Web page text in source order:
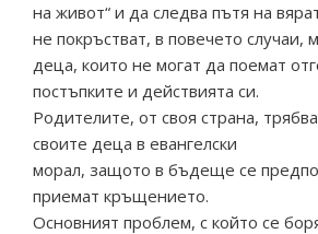
на живот“ и да следва пътя на
не покръстват, в повечето случаи,
деца, които не могат да поемат
постъпките и действията си.
Родителите, от своя страна,
своите деца в евангелски
морал, защото в бъдеще се
приемат кръщението.
Основният проблем, с който се